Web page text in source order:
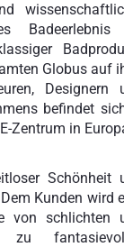
Badeerlebnis
Globus auf
Designern
befindet
Zentrum in
Schönheit
Kunden wird
von schlichten